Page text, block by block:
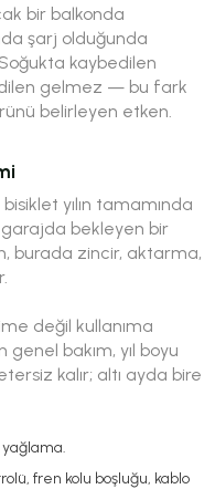
bir balkonda
şarj olduğunda
kaybedilen
gelmez — bu fark
belirleyen etken.
yılın tamamında
garajda bekleyen bir
burada zincir, aktarma,
değil kullanıma
genel bakım, yıl boyu
kalır; altı ayda bire
fren kolu boşluğu, kablo